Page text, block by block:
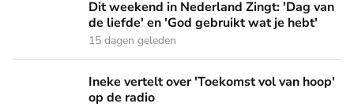
Dit weekend in Nederland Zingt: 'Dag van de liefde' en
Dit weekend in Nederland Zingt: 'Dag van
de liefde' en 'God gebruikt wat je hebt'
15 dagen geleden
Ineke vertelt over 'Toekomst vol van hoop' op de radio
Ineke vertelt over 'Toekomst vol van hoop'
op de radio